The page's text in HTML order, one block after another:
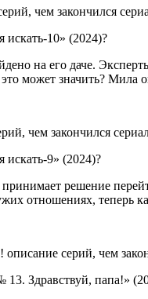
искать-10» (2024)?
на его даче.
может значить? Мила
искать-9» (2024)?
решение
отношениях, теперь
13. Здравствуй, папа!»